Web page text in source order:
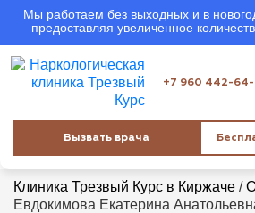
Мы работаем без выходных и в
предоставляя увеличенное
+7 960 442-
Вызвать врача
Клиника Трезвый Курс в Киржаче /
Евдокимова Екатерина